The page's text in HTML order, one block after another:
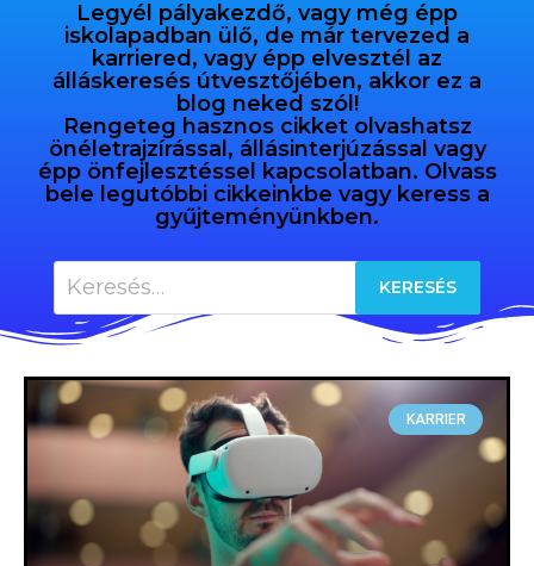
Legyél pályakezdő, vagy még épp
iskolapadban ülő, de már tervezed a
karriered, vagy épp elvesztél az
álláskeresés útvesztőjében, akkor ez a
blog neked szól!
Rengeteg hasznos cikket olvashatsz
önéletrajzírással, állásinterjúzással vagy
épp önfejlesztéssel kapcsolatban. Olvass
bele legutóbbi cikkeinkbe vagy keress a
gyűjteményünkben.
KARRIER